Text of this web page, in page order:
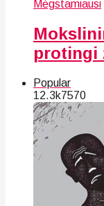
Mėgstamiausi
protingi
Popular
12.3k7570